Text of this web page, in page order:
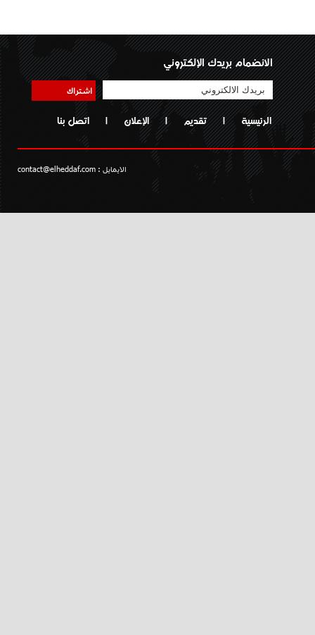
الانضمام بريدك الإلكتروني
اشتراك
الرئيسية | تقديم | الإعلان | اتصل بنا
الايمايل : contact@elheddaf.com